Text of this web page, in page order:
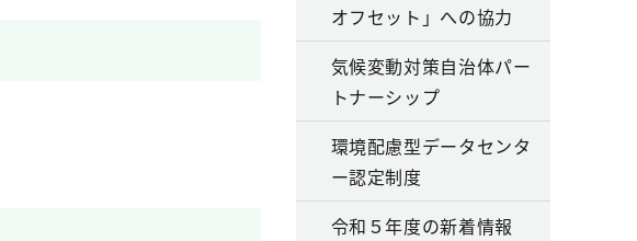
オフセット」への協力
気候変動対策自治体パー
トナーシップ
環境配慮型データセンタ
ー認定制度
令和５年度の新着情報